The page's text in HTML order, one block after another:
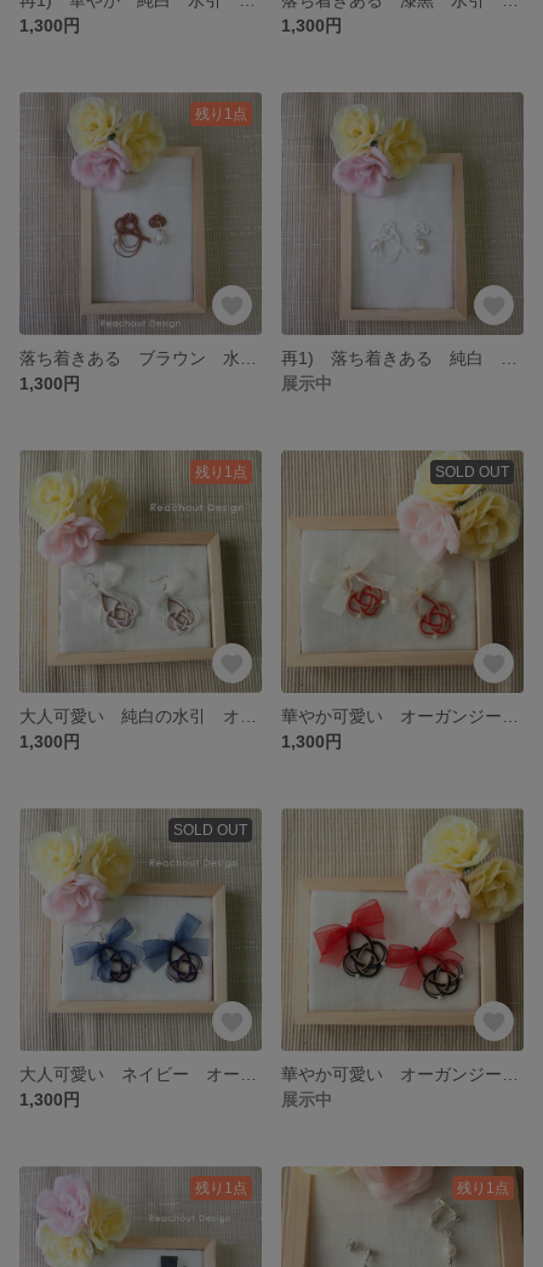
1,300円
1,300円
残り1点
1,300円
展示中
残り1点
1,300円
SOLD OUT
1,300円
SOLD OUT
1,300円
展示中
残り1点 残り1点